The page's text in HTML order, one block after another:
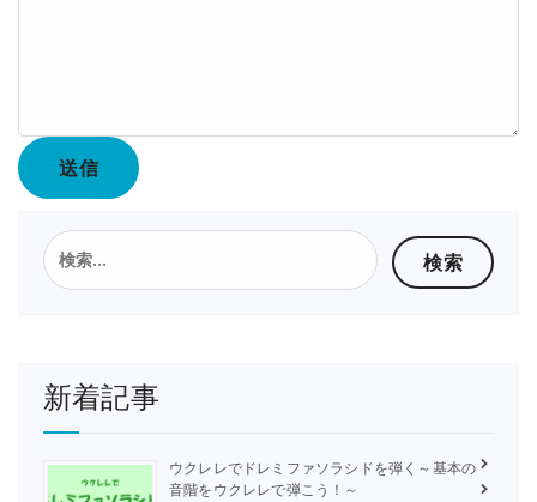
送信
検
索:
新着記事
ウクレレでドレミファソラシドを弾く～基本の
音階をウクレレで弾こう！～